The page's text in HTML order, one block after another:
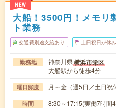
NEW
大船！3500円！メモリ
ト業務
交通費別途支給あり 土日祝日が休み
勤務地 神奈川県横浜市栄区
大船駅から徒歩4分
曜日頻度 月～金（週5日／土日
時間 8:30～17:15(実働7時